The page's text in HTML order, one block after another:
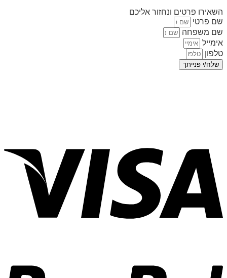
השאירו פרטים ונחזור אליכם
שם פרטי
שם משפחה
אימייל
טלפון
שלח/י פנייתך